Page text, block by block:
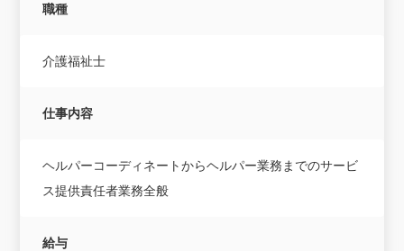
職種
介護福祉士
仕事内容
ヘルパーコーディネートからヘルパー業務までのサービ
ス提供責任者業務全般
給与